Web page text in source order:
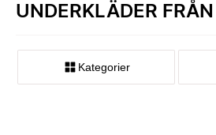
UNDERKLÄDER FRÅN
Kategorier